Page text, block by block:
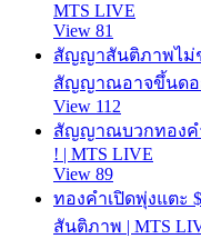
MTS LIVE
View 81
สัญญาสันติภาพไม่ช่
สัญญาณอาจขึ้นดอก
View 112
สัญญาณบวกทองคำ
! | MTS LIVE
View 89
ทองคำเปิดพุ่งแตะ
สันติภาพ | MTS